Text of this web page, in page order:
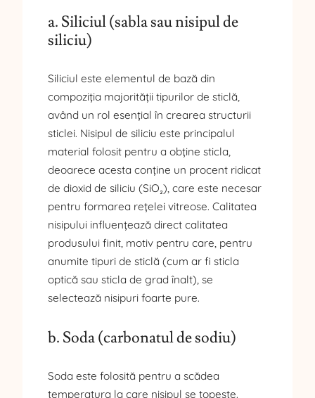
a. Siliciul (sabla sau nisipul de
siliciu)
Siliciul este elementul de bază din
compoziția majorității tipurilor de sticlă,
având un rol esențial în crearea structurii
sticlei. Nisipul de siliciu este principalul
material folosit pentru a obține sticla,
deoarece acesta conține un procent ridicat
de dioxid de siliciu (SiO₂), care este necesar
pentru formarea rețelei vitreose. Calitatea
nisipului influențează direct calitatea
produsului finit, motiv pentru care, pentru
anumite tipuri de sticlă (cum ar fi sticla
optică sau sticla de grad înalt), se
selectează nisipuri foarte pure.
b. Soda (carbonatul de sodiu)
Soda este folosită pentru a scădea
temperatura la care nisipul se topește.